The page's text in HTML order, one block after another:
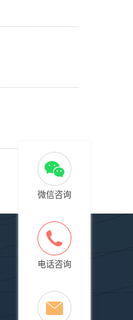
联系我们
微信咨询
电话咨询